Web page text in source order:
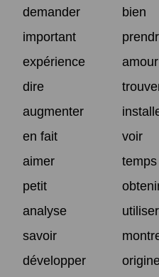
demander
bien
important
expérience
amour
dire
augmenter
en fait
voir
aimer
temps
petit
analyse
utiliser
savoir
développer